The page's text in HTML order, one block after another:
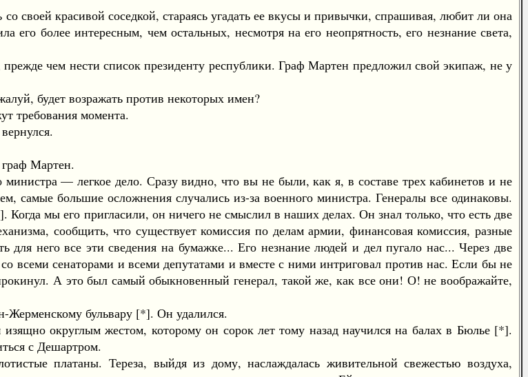
своей красивой соседкой, стараясь угадать ее вкусы и привычки, спрашивая, любит ли она
более интересным, чем остальных, несмотря на его неопрятность, его незнание света,
чем нести список президенту республики. Граф Мартен предложил свой экипаж, не у
будет возражать против некоторых имен?
требования момента.
Мартен.
— легкое дело. Сразу видно, что вы не были, как я, в составе трех кабинетов и не
самые большие осложнения случались из-за военного министра. Генералы все одинаковы.
мы его пригласили, он ничего не смыслил в наших делах. Он знал только, что есть две
сообщить, что существует комиссия по делам армии, финансовая комиссия, разные
него все эти сведения на бумажке... Его незнание людей и дел пугало нас... Через две
всеми сенаторами и всеми депутатами и вместе с ними интриговал против нас. Если бы не
А это был самый обыкновенный генерал, такой же, как все они! О! не воображайте,
бульвару [*]. Он удалился.
округлым жестом, которому он сорок лет тому назад научился на балах в Бюлье [*].
с Дешартром.
платаны. Тереза, выйдя из дому, наслаждалась живительной свежестью воздуха,